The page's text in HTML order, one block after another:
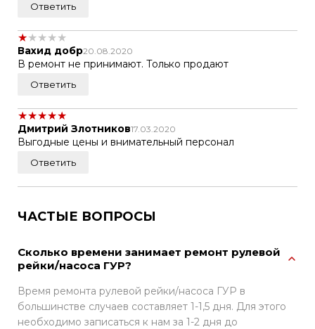
Ответить
★★★★★
Вахид добр20.08.2020
В ремонт не принимают. Только продают
Ответить
★★★★★
Дмитрий Злотников17.03.2020
Выгодные цены и внимательный персонал
Ответить
ЧАСТЫЕ ВОПРОСЫ
Сколько времени занимает ремонт рулевой
рейки/насоса ГУР?
Время ремонта рулевой рейки/насоса ГУР в
большинстве случаев составляет 1-1,5 дня. Для этого
необходимо записаться к нам за 1-2 дня до